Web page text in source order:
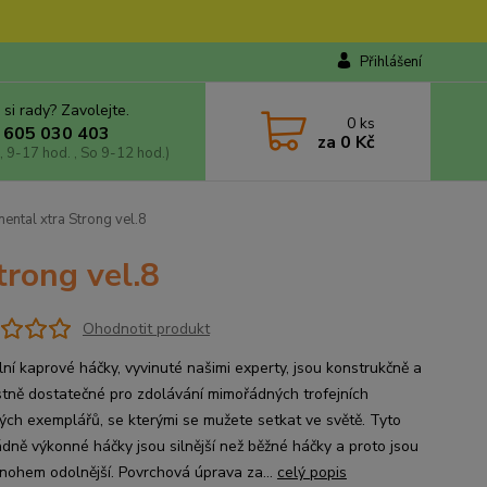
Přihlášení
rady? Zavolejte.
030 403
9-17 hod. , So 9-12 hod.)
0 ks
za 0 Kč
xtra Strong vel.8
vel.8
Ohodnotit produkt
kaprové háčky, vyvinuté našimi experty, jsou konstrukčně a
dostatečné pro zdolávání mimořádných trofejních
exemplářů, se kterými se mužete setkat ve světě. Tyto
výkonné háčky jsou silnější než běžné háčky a proto jsou
odolnější. Povrchová úprava za... celý popis